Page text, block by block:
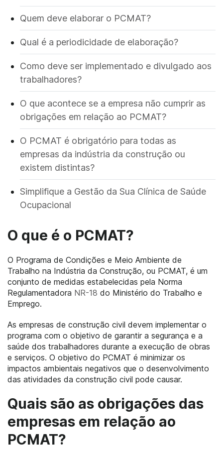
Quem deve elaborar o PCMAT?
Qual é a periodicidade de elaboração?
Como deve ser implementado e divulgado aos
trabalhadores?
O que acontece se a empresa não cumprir as
obrigações em relação ao PCMAT?
O PCMAT é obrigatório para todas as
empresas da indústria da construção ou
existem distintas?
Simplifique a Gestão da Sua Clínica de Saúde
Ocupacional
O que é o PCMAT?
O Programa de Condições e Meio Ambiente de
Trabalho na Indústria da Construção, ou PCMAT, é um
conjunto de medidas estabelecidas pela Norma
Regulamentadora NR-18 do Ministério do Trabalho e
Emprego.
As empresas de construção civil devem implementar o
programa com o objetivo de garantir a segurança e a
saúde dos trabalhadores durante a execução de obras
e serviços. O objetivo do PCMAT é minimizar os
impactos ambientais negativos que o desenvolvimento
das atividades da construção civil pode causar.
Quais são as obrigações das
empresas em relação ao
PCMAT?